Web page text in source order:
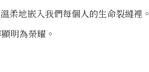
地嵌入我們每個人的生命裂縫裡。
明為榮耀。